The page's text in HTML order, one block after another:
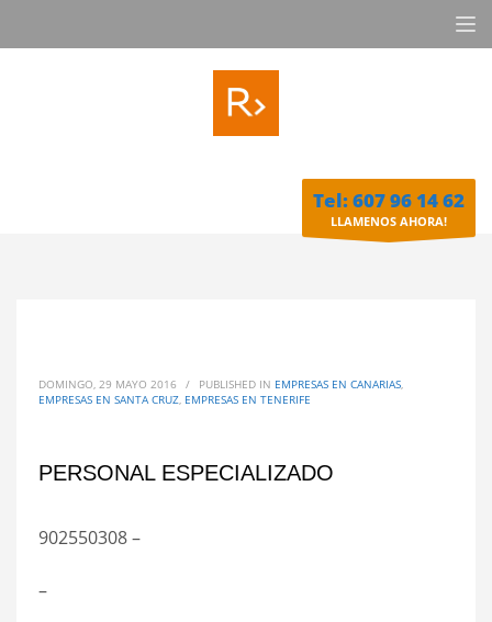
Tel: 607 96 14 62
LLAMENOS AHORA!
DOMINGO, 29 MAYO 2016 / PUBLISHED IN EMPRESAS EN CANARIAS,
EMPRESAS EN SANTA CRUZ, EMPRESAS EN TENERIFE
PERSONAL ESPECIALIZADO
902550308 –
–